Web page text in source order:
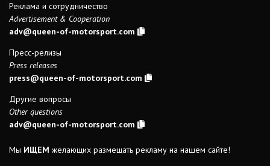
Реклама и сотрудничество
Advertisement & Cooperation
adv@queen-of-motorsport.com
Пресс-релизы
Press releases
press@queen-of-motorsport.com
Другие вопросы
Other questions
adv@queen-of-motorsport.com
Мы ИЩЕМ желающих размещать рекламу на нашем сайте!